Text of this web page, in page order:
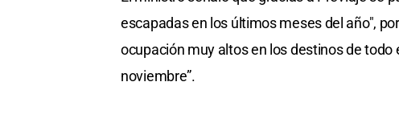
escapadas en los últimos meses del año",
ocupación muy altos en los destinos de
noviembre”.